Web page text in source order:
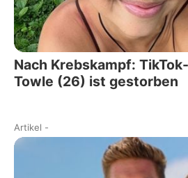
Nach Krebskampf:
Towle (26) ist gestorben
Artikel -